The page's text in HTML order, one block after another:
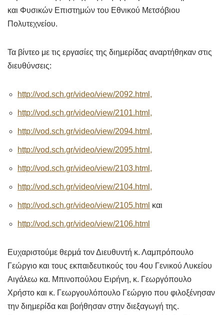
και Φυσικών Επιστημών του Εθνικού Μετσόβιου
Πολυτεχνείου.
Τα βίντεο με τις εργασίες της διημερίδας αναρτήθηκαν στις
διευθύνσεις:
http://vod.sch.gr/video/view/2092.html,
http://vod.sch.gr/video/view/2101.html,
http://vod.sch.gr/video/view/2094.html,
http://vod.sch.gr/video/view/2095.html,
http://vod.sch.gr/video/view/2103.html,
http://vod.sch.gr/video/view/2104.html,
http://vod.sch.gr/video/view/2105.html και
http://vod.sch.gr/video/view/2106.html
Ευχαριστούμε θερμά τον Διευθυντή κ. Λαμπρόπουλο
Γεώργιο και τους εκπαιδευτικούς του 4ου Γενικού Λυκείου
Αιγάλεω κα. Μπινοπούλου Ειρήνη, κ. Γεωργόπουλο
Χρήστο και κ. Γεωργουλόπουλο Γεώργιο που φιλοξένησαν
την διημερίδα και βοήθησαν στην διεξαγωγή της.